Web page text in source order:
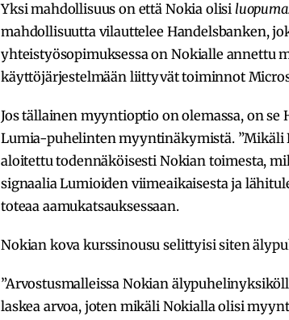
Yksi mahdollisuus on että Nokia olisi
mahdollisuutta vilauttelee Handelsbanken,
yhteistyösopimuksessa on Nokialle annettu
käyttöjärjestelmään liittyvät toiminnot
Jos tällainen myyntioptio on olemassa, on
Lumia-puhelinten myyntinäkymistä.
aloitettu todennäköisesti Nokian toimesta,
signaalia Lumioiden viimeaikaisesta ja
toteaa aamukatsauksessaan.
Nokian kova kurssinousu selittyisi siten
”Arvostusmalleissa Nokian
laskea arvoa, joten mikäli Nokialla olisi